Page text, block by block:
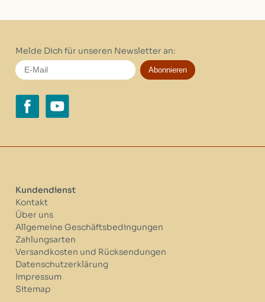
Melde Dich für unseren Newsletter an:
Abonnieren
Kundendienst
Kontakt
Über uns
Allgemeine Geschäftsbedingungen
Zahlungsarten
Versandkosten und Rücksendungen
Datenschutzerklärung
Impressum
Sitemap